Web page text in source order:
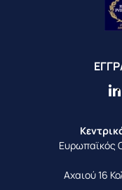
Ευρωπαϊκός
Αχαιού 16